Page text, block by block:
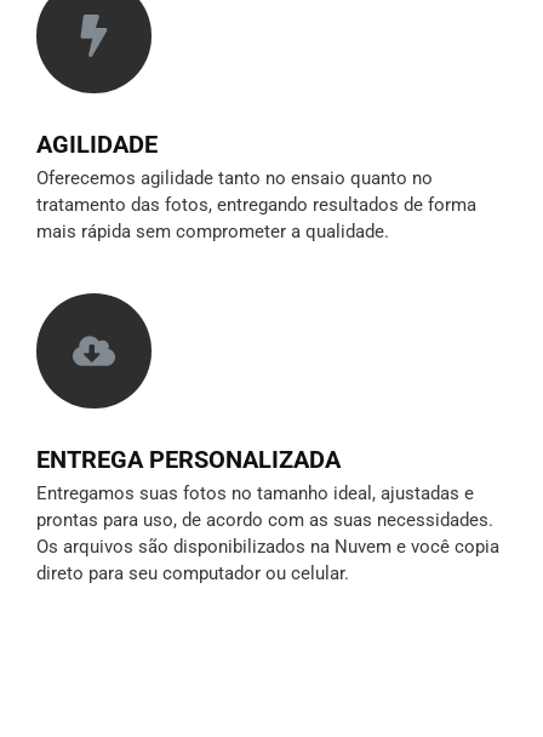
AGILIDADE
Oferecemos agilidade tanto no ensaio quanto no
tratamento das fotos, entregando resultados de forma
mais rápida sem comprometer a qualidade.
ENTREGA PERSONALIZADA
Entregamos suas fotos no tamanho ideal, ajustadas e
prontas para uso, de acordo com as suas necessidades.
Os arquivos são disponibilizados na Nuvem e você copia
direto para seu computador ou celular.